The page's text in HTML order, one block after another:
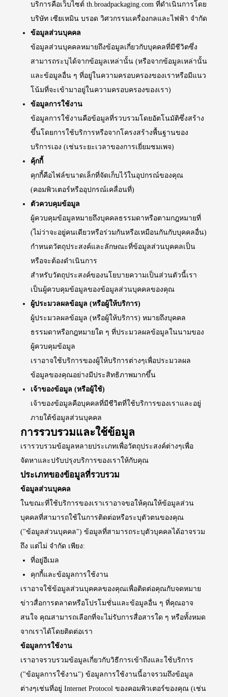
บริการคือเว็บไซต์ th.broadpackaging.com ที่ดำเนินการโดย
บริษัท เซียเหมิน บรอด วิศวกรรมเครื่องกลและไฟฟ้า จำกัด
ข้อมูลส่วนบุคคล
ข้อมูลส่วนบุคคลหมายถึงข้อมูลเกี่ยวกับบุคคลที่มีชีวิตซึ่ง
สามารถระบุได้จากข้อมูลเหล่านั้น (หรือจากข้อมูลเหล่านั้น
และข้อมูลอื่น ๆ ที่อยู่ในความครอบครองของเราหรือมีแนว
โน้มที่จะเข้ามาอยู่ในความครอบครองของเรา)
ข้อมูลการใช้งาน
ข้อมูลการใช้งานคือข้อมูลที่รวบรวมโดยอัตโนมัติซึ่งสร้าง
ขึ้นโดยการใช้บริการหรือจากโครงสร้างพื้นฐานของ
บริการเอง (เช่นระยะเวลาของการเยี่ยมชมเพจ)
คุ้กกี้
คุกกี้คือไฟล์ขนาดเล็กที่จัดเก็บไว้ในอุปกรณ์ของคุณ
(คอมพิวเตอร์หรืออุปกรณ์เคลื่อนที่)
ตัวควบคุมข้อมูล
ผู้ควบคุมข้อมูลหมายถึงบุคคลธรรมดาหรือตามกฎหมายที่
(ไม่ว่าจะอยู่คนเดียวหรือร่วมกันหรือเหมือนกันกับบุคคลอื่น)
กำหนดวัตถุประสงค์และลักษณะที่ข้อมูลส่วนบุคคลเป็น
หรือจะต้องดำเนินการ
สำหรับวัตถุประสงค์ของนโยบายความเป็นส่วนตัวนี้เรา
เป็นผู้ควบคุมข้อมูลของข้อมูลส่วนบุคคลของคุณ
ผู้ประมวลผลข้อมูล (หรือผู้ให้บริการ)
ผู้ประมวลผลข้อมูล (หรือผู้ให้บริการ) หมายถึงบุคคล
ธรรมดาหรือกฎหมายใด ๆ ที่ประมวลผลข้อมูลในนามของ
ผู้ควบคุมข้อมูล
เราอาจใช้บริการของผู้ให้บริการต่างๆเพื่อประมวลผล
ข้อมูลของคุณอย่างมีประสิทธิภาพมากขึ้น
เจ้าของข้อมูล (หรือผู้ใช้)
เจ้าของข้อมูลคือบุคคลที่มีชีวิตที่ใช้บริการของเราและอยู่
ภายใต้ข้อมูลส่วนบุคคล
การรวบรวมและใช้ข้อมูล
เรารวบรวมข้อมูลหลายประเภทเพื่อวัตถุประสงค์ต่างๆเพื่อ
จัดหาและปรับปรุงบริการของเราให้กับคุณ
ประเภทของข้อมูลที่รวบรวม
ข้อมูลส่วนบุคคล
ในขณะที่ใช้บริการของเราเราอาจขอให้คุณให้ข้อมูลส่วน
บุคคลที่สามารถใช้ในการติดต่อหรือระบุตัวตนของคุณ
("ข้อมูลส่วนบุคคล") ข้อมูลที่สามารถระบุตัวบุคคลได้อาจรวม
ถึง แต่ไม่ จำกัด เพียง:
ที่อยู่อีเมล
คุกกี้และข้อมูลการใช้งาน
เราอาจใช้ข้อมูลส่วนบุคคลของคุณเพื่อติดต่อคุณกับจดหมาย
ข่าวสื่อการตลาดหรือโปรโมชั่นและข้อมูลอื่น ๆ ที่คุณอาจ
สนใจ คุณสามารถเลือกที่จะไม่รับการสื่อสารใด ๆ หรือทั้งหมด
จากเราได้โดยติดต่อเรา
ข้อมูลการใช้งาน
เราอาจรวบรวมข้อมูลเกี่ยวกับวิธีการเข้าถึงและใช้บริการ
("ข้อมูลการใช้งาน") ข้อมูลการใช้งานนี้อาจรวมถึงข้อมูล
ต่างๆเช่นที่อยู่ Internet Protocol ของคอมพิวเตอร์ของคุณ (เช่น